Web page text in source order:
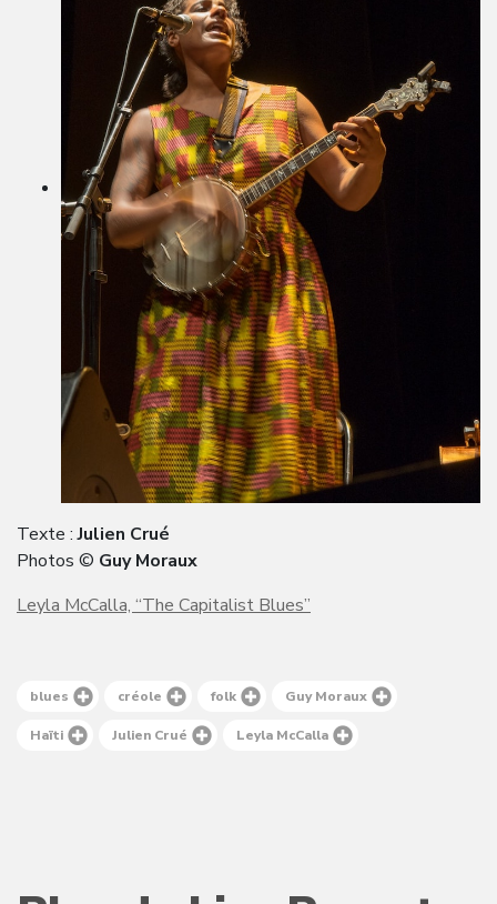
Texte :Julien Crué
Photos © Guy Moraux
Leyla McCalla, “The Capitalist Blues”
blues créole folk Guy Moraux
Haïti Julien Crué Leyla McCalla